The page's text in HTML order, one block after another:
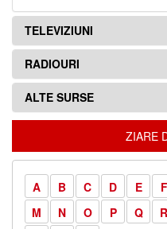
TELEVIZIUNI
RADIOURI
ALTE SURSE
ZIARE
A B C D E F
M
N O P Q R